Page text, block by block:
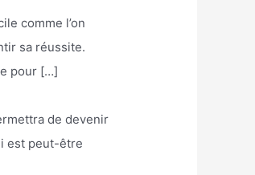
comme l’on
sa réussite.
pour […]
de devenir
est peut-être